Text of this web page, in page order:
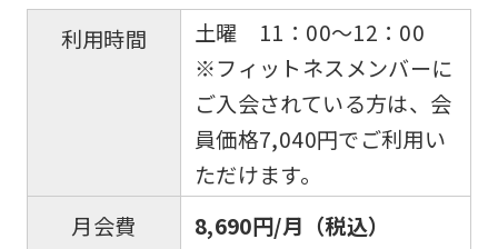
利用時間
土曜 11：00～12：00
※フィットネスメンバーに
ご入会されている方は、会
員価格7,040円でご利用い
ただけます。
月会費
8,690円/月（税込）
to
top
page.
However,
if
you